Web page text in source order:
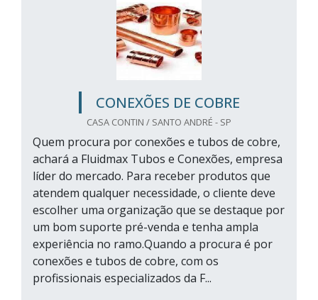
CONEXÕES DE COBRE
CASA CONTIN / SANTO ANDRÉ - SP
Quem procura por conexões e tubos de cobre,
achará a Fluidmax Tubos e Conexões, empresa
líder do mercado. Para receber produtos que
atendem qualquer necessidade, o cliente deve
escolher uma organização que se destaque por
um bom suporte pré-venda e tenha ampla
experiência no ramo.Quando a procura é por
conexões e tubos de cobre, com os
profissionais especializados da F...